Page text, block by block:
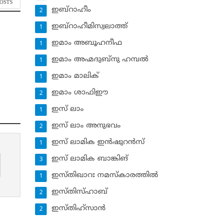
ഇബ്‌റാഹീം
2
ഇബ്‌റാഹീമിസ്വലാത്ത്
1
ഇമാം അബൂഹനീഫ
1
ഇമാം അഹ്മദുബ്‌നു ഹമ്പല്‍
1
ഇമാം മാലിക്
1
ഇമാം ശാഫിഈ
2
ഇസ് ലാം
1
ഇസ് ലാം അനുഭവം
2
ഇസ് ലാമിക ഇന്‍ഷുറന്‍സ്‌
1
ഇസ് ലാമിക ബാങ്കിങ്‌
3
ഇസ്തിഖാറഃ നമസ്‌കാരത്തില്‍
1
ഇസ്തിസ്ഹാബ്
2
ഇസ്തിഹ്‌സാന്‍
2